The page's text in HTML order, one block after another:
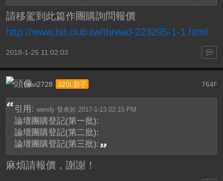
請移駕到此篇作團購詢問報價
http://www.hd.club.tw/thread-223295-1-1.html
2018-1-25 11:02:03
764F
havi2728 320i 新手
引用: wendy 發表於 2017-1-13 02:15 PM
論壇團購登記(第一批):
論壇團購登記(第二批):
論壇團購登記(第三批):
麻煩請報價，謝謝！